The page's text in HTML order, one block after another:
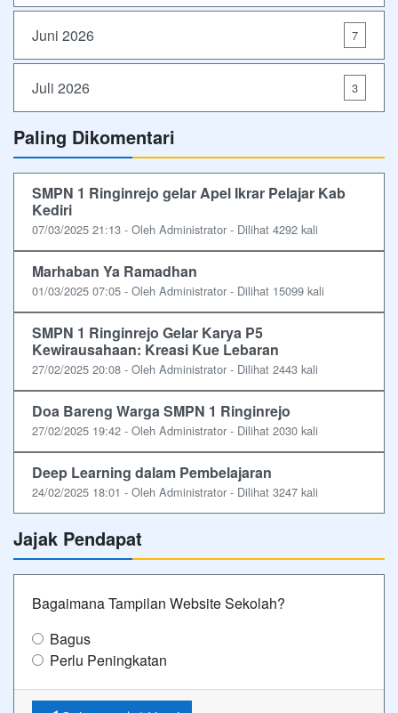
Juni 2026 7
Juli 2026 3
Paling Dikomentari
SMPN 1 Ringinrejo gelar Apel Ikrar Pelajar Kab
Kediri
07/03/2025 21:13 - Oleh Administrator - Dilihat 4292 kali
Marhaban Ya Ramadhan
01/03/2025 07:05 - Oleh Administrator - Dilihat 15099 kali
SMPN 1 Ringinrejo Gelar Karya P5
Kewirausahaan: Kreasi Kue Lebaran
27/02/2025 20:08 - Oleh Administrator - Dilihat 2443 kali
Doa Bareng Warga SMPN 1 Ringinrejo
27/02/2025 19:42 - Oleh Administrator - Dilihat 2030 kali
Deep Learning dalam Pembelajaran
24/02/2025 18:01 - Oleh Administrator - Dilihat 3247 kali
Jajak Pendapat
Bagaimana Tampilan Website Sekolah?
Bagus
Perlu Peningkatan